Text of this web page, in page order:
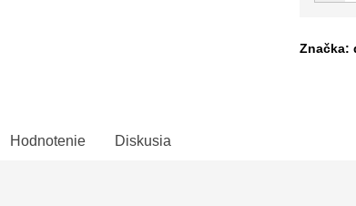
Značka:
Hodnotenie Diskusia